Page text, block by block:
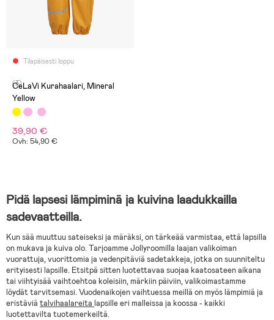
Tilapäisesti loppu
(3)
CeLaVi Kurahaalari, Mineral
Yellow
39,90 €
Ovh: 54,90 €
Pidä lapsesi lämpiminä ja kuivina laadukkailla
sadevaatteilla.
Kun sää muuttuu sateiseksi ja märäksi, on tärkeää varmistaa, että lapsilla
on mukava ja kuiva olo. Tarjoamme Jollyroomilla laajan valikoiman
vuorattuja, vuorittomia ja vedenpitäviä sadetakkeja, jotka on suunniteltu
erityisesti lapsille. Etsitpä sitten luotettavaa suojaa kaatosateen aikana
tai viihtyisää vaihtoehtoa koleisiin, märkiin päiviin, valikoimastamme
löydät tarvitsemasi. Vuodenaikojen vaihtuessa meillä on myös lämpimiä ja
eristäviä talvihaalareita lapsille eri malleissa ja koossa - kaikki
luotettavilta tuotemerkeiltä.